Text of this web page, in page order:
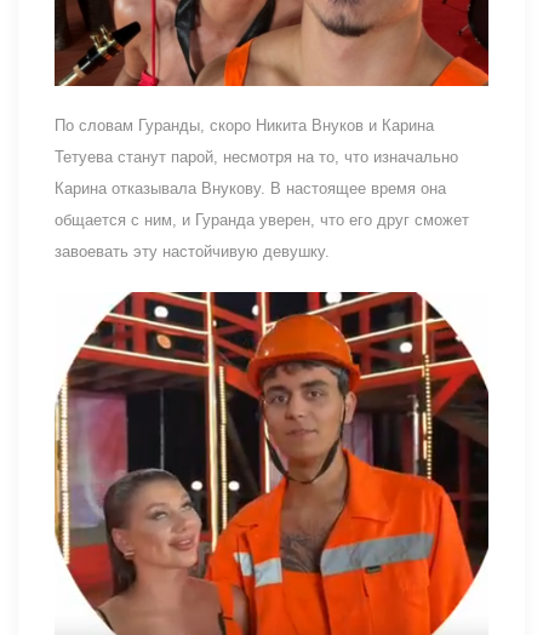
По словам Гуранды, скоро Никита Внуков и Карина
Тетуева станут парой, несмотря на то, что изначально
Карина отказывала Внукову. В настоящее время она
общается с ним, и Гуранда уверен, что его друг сможет
завоевать эту настойчивую девушку.